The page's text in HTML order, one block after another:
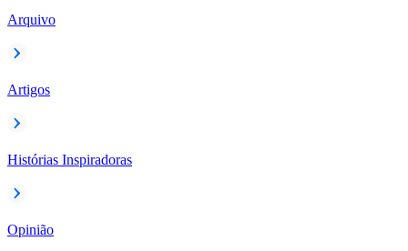
Arquivo
Artigos
Histórias Inspiradoras
Opinião